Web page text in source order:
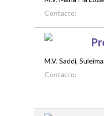
Contacto:
M.V. Saddi,
Contacto: